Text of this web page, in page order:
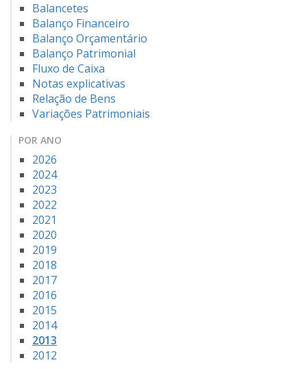
Balancetes
Balanço Financeiro
Balanço Orçamentário
Balanço Patrimonial
Fluxo de Caixa
Notas explicativas
Relação de Bens
Variações Patrimoniais
POR ANO
2026
2024
2023
2022
2021
2020
2019
2018
2017
2016
2015
2014
2013
2012